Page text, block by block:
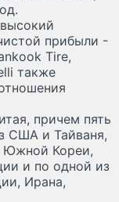
прибыли -
Tire,
также
причем пять
США и Тайваня,
Южной Кореи,
и по одной из
Ирана,